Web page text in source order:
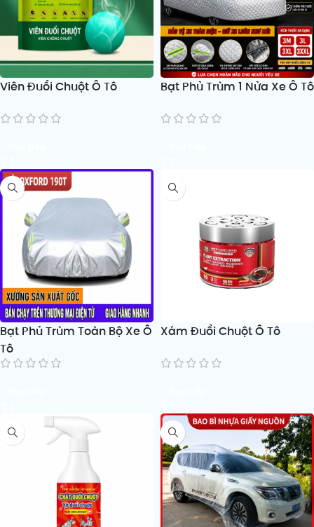
Viên Đuổi Chuột Ô Tô Bạt Phủ Trùm 1 Nửa Xe Ô Tô
Bạt Phủ Trùm Toàn Bộ Xe Ô
Tô
Xám Đuổi Chuột Ô Tô